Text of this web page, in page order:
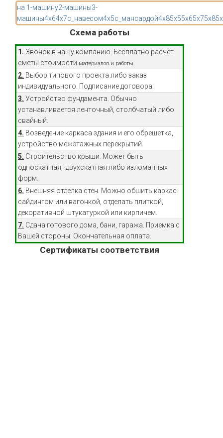
на 1-машину2-машины3-
машины4x64x7с_навесом4x5с_мансардой4x85x55x65x75x8
Схема работы
1. Звонок в нашу компанию. Бесплатно расчет
сметы стоимости материалов и работы.
2. Выбор типового проекта либо заказ
индивидуального. Подписание договора.
3. Устройство фундамента. Обычно
устанавливается ленточный, столбчатый либо
свайный.
4. Возведение каркаса здания и его обрешетка,
устройство межэтажных перекрытий.
5. Строительство крыши. Может быть
односкатная, двухскатная либо изломанных
форм.
6. Внешняя отделка стен. Можно обшить каркас
сайдингом или вагонкой, отделать плиткой,
декоративной штукатуркой или кирпичем.
7. Сдача готового дома, бани, гаража. Приемка с
Вашей стороны. Окончательная оплата.
Сертификаты соответствия